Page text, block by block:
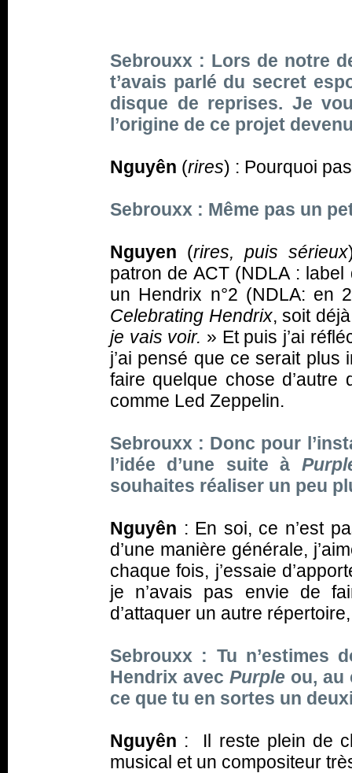
Sebrouxx : Lors de notre
t’avais parlé du secret
disque de reprises. Je
l’origine de ce projet
Nguyên (rires) : Pourquoi
Sebrouxx : Même pas un
Nguyen (rires, puis sérieux
patron de ACT (NDLA :
un Hendrix n°2 (NDLA: en
Celebrating Hendrix, soit
je vais voir. » Et puis j’ai
j’ai pensé que ce serait
faire quelque chose d’autre
comme Led Zeppelin.
Sebrouxx : Donc pour
l’idée d’une suite à
souhaites réaliser un peu
Nguyên : En soi, ce n’est
d’une manière générale,
chaque fois, j’essaie
je n’avais pas envie de
d’attaquer un autre
Sebrouxx : Tu n’estimes
Hendrix avec Purple ou, au
ce que tu en sortes un
Nguyên : Il reste plein de
musical et un compositeur